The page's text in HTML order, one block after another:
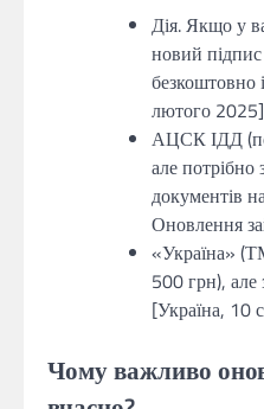
Дія. Якщо у
новий
безкоштовно
лютого
АЦСК ІДД
але
документів
Оновлення
«Україна»
500 грн),
[Україна, 10
Чому важливо